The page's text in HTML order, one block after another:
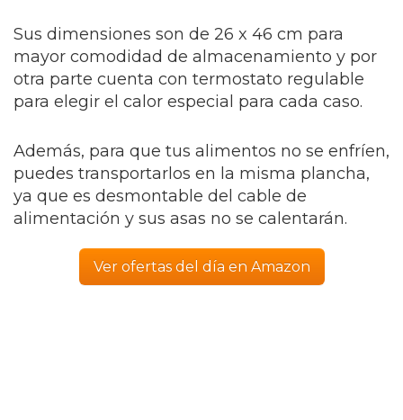
Sus dimensiones son de 26 x 46 cm para
mayor comodidad de almacenamiento y por
otra parte cuenta con termostato regulable
para elegir el calor especial para cada caso.
Además, para que tus alimentos no se enfríen,
puedes transportarlos en la misma plancha,
ya que es desmontable del cable de
alimentación y sus asas no se calentarán.
Ver ofertas del día en Amazon